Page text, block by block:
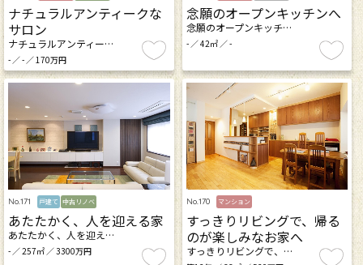
ナチュラルアンティークな
サロン
ナチュラルアンティー…
- ／ - ／ 170万円
念願のオープンキッチンへ
念願のオープンキッチ…
- ／ 42㎡ ／ -
No.171 戸建て 中古リノベ
あたたかく、人を迎える家
あたたかく、人を迎え…
- ／ 257㎡ ／ 3300万円
No.170 マンション
すっきりリビングで、帰る
のが楽しみなお家へ
すっきりリビングで、…